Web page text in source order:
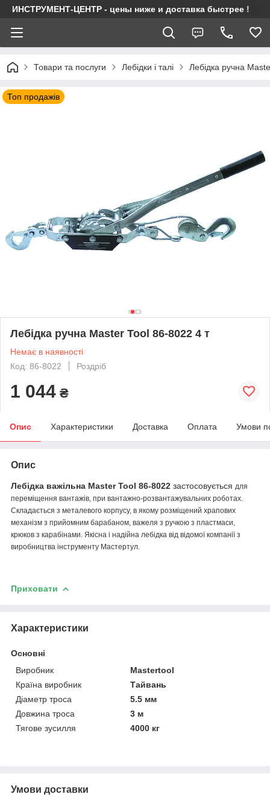
ИНСТРУМЕНТ-ЦЕНТР - цены ниже и доставка быстрее !
Товари та послуги Лебідки і талі Лебідка ручна
Топ продажів
Лебідка ручна Master Tool 86-8022 4 т
Немає в наявності
Код: 86-8022
Роздріб
1 044 ₴
Опис Характеристики Доставка Оплата Умови
Опис
Лебідка важільна Master Tool 86-8022 застосовується для
переміщення вантажів, при вантажно-розвантажувальних роботах.
Складається з металевого корпусу, в якому розміщений храпових
механізм з прийомним барабаном, важеля з ручкою з пластмаси,
крюков з карабінами. Якісна і надійна лебідка від відомої компанії з
виробництва інструменту Мастертул.
Приховати
Характеристики
Основні
Виробник
Mastertool
Країна виробник
Тайвань
Діаметр троса
5.5 мм
Довжина троса
3 м
Тягове зусилля
4000 кг
Умови доставки